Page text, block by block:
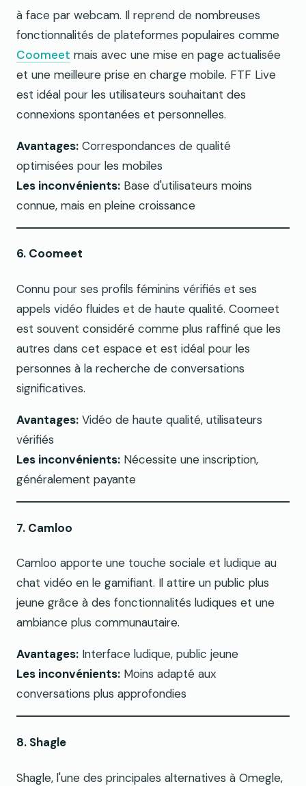
à face par webcam. Il reprend de nombreuses
fonctionnalités de plateformes populaires comme
Coomeet mais avec une mise en page actualisée
et une meilleure prise en charge mobile. FTF Live
est idéal pour les utilisateurs souhaitant des
connexions spontanées et personnelles.
Avantages: Correspondances de qualité
optimisées pour les mobiles
Les inconvénients: Base d'utilisateurs moins
connue, mais en pleine croissance
6. Coomeet
Connu pour ses profils féminins vérifiés et ses
appels vidéo fluides et de haute qualité. Coomeet
est souvent considéré comme plus raffiné que les
autres dans cet espace et est idéal pour les
personnes à la recherche de conversations
significatives.
Avantages: Vidéo de haute qualité, utilisateurs
vérifiés
Les inconvénients: Nécessite une inscription,
généralement payante
7. Camloo
Camloo apporte une touche sociale et ludique au
chat vidéo en le gamifiant. Il attire un public plus
jeune grâce à des fonctionnalités ludiques et une
ambiance plus communautaire.
Avantages: Interface ludique, public jeune
Les inconvénients: Moins adapté aux
conversations plus approfondies
8. Shagle
Shagle, l'une des principales alternatives à Omegle,